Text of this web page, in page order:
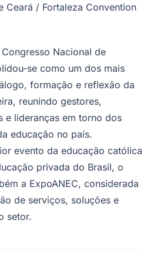
Ceará / Fortaleza Convention
Nacional de
se como um dos mais
formação e reflexão da
reunindo gestores,
e lideranças em torno dos
educação no país.
evento da educação católica
privada do Brasil, o
a ExpoANEC, considerada
de serviços, soluções e
setor.